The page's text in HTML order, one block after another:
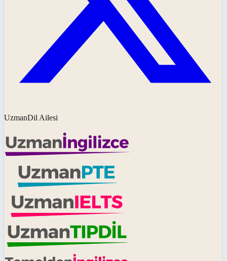
UzmanDil Ailesi